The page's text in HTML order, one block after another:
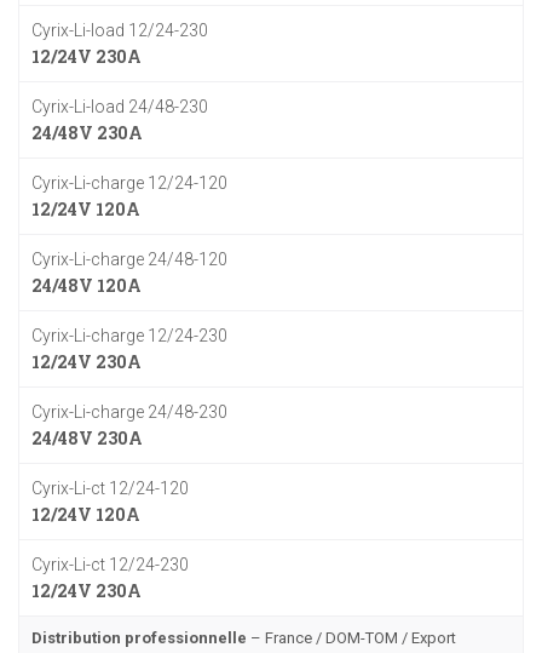
Cyrix-Li-load 12/24-230
12/24V 230A
Cyrix-Li-load 24/48-230
24/48V 230A
Cyrix-Li-charge 12/24-120
12/24V 120A
Cyrix-Li-charge 24/48-120
24/48V 120A
Cyrix-Li-charge 12/24-230
12/24V 230A
Cyrix-Li-charge 24/48-230
24/48V 230A
Cyrix-Li-ct 12/24-120
12/24V 120A
Cyrix-Li-ct 12/24-230
12/24V 230A
Distribution professionnelle – France / DOM-TOM / Export